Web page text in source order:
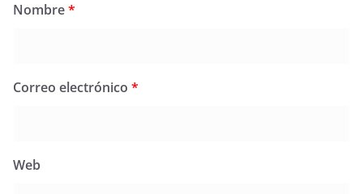
Nombre*
Correo electrónico *
Web